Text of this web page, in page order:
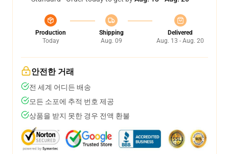
Production
Today
Shipping
Aug. 09
Delivered
Aug. 13 - Aug. 20
안전한 거래
전 세계 어디든 배송
모든 소포에 추적 번호 제공
상품을 받지 못한 경우 전액 환불